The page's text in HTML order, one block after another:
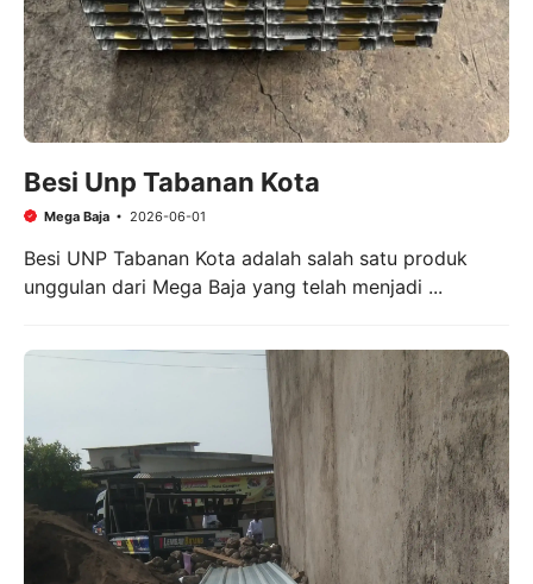
Besi Unp Tabanan Kota
Mega Baja 2026-06-01
Besi UNP Tabanan Kota adalah salah satu produk
unggulan dari Mega Baja yang telah menjadi ...